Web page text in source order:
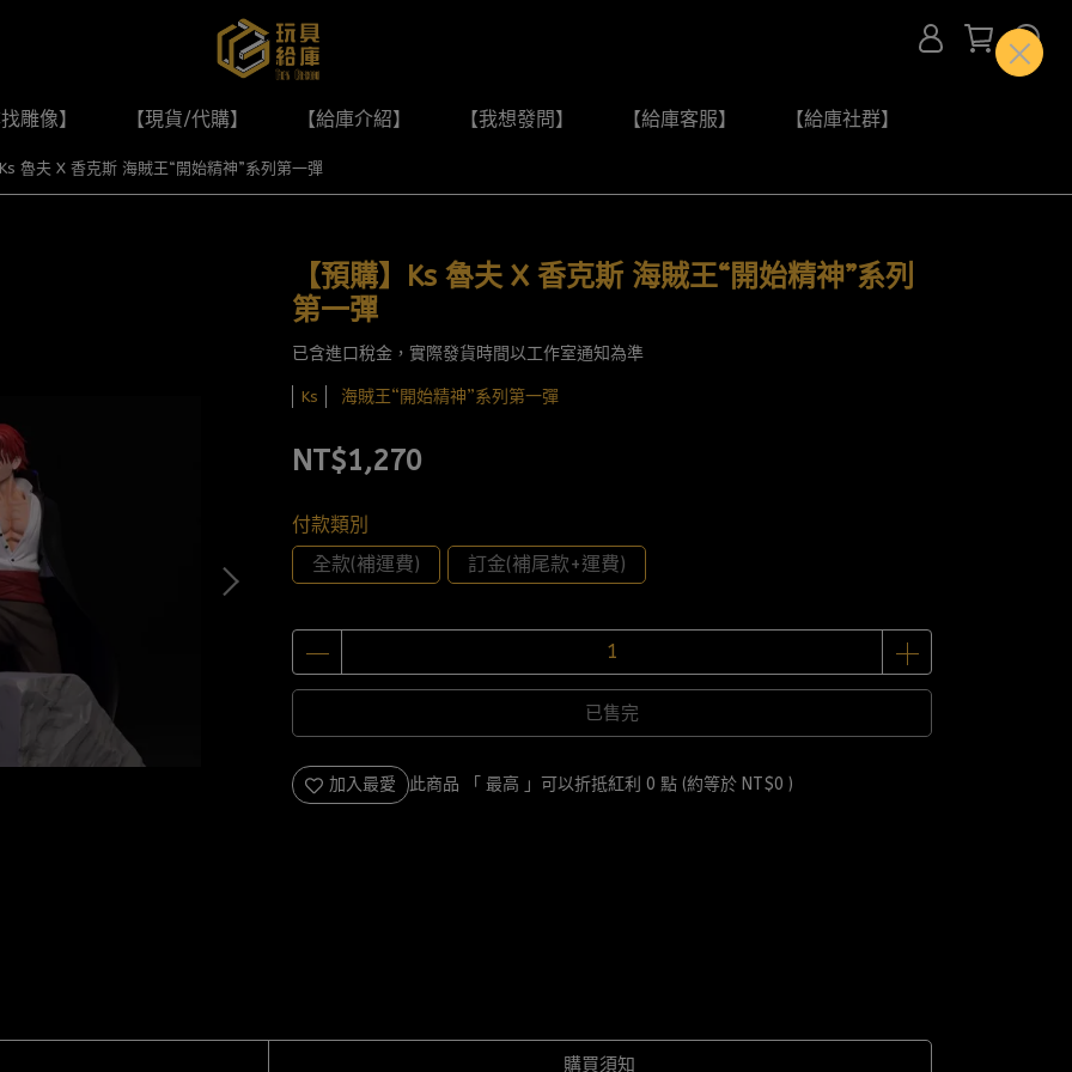
雕像】 【現貨/代購】 【給庫介紹】 【我想發問】 【給庫客服】 【給庫社群】
魯夫 X 香克斯 海賊王“開始精神”系列第一彈
【預購】Ks 魯夫 X 香克斯 海賊王“開始精神”系列
第一彈
已含進口稅金，實際發貨時間以工作室通知為準
Ks 海賊王“開始精神”系列第一彈
NT$1,270
付款類別
全款(補運費)
訂金(補尾款+運費)
已售完
加入最愛 此商品 「 最高 」可以折抵紅利 0 點 (約等於 NT$0 )
購買須知